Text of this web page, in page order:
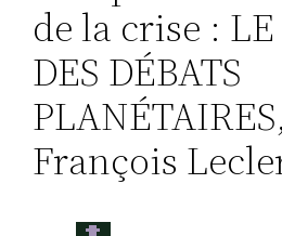
de la crise :
DES DÉBATS
François